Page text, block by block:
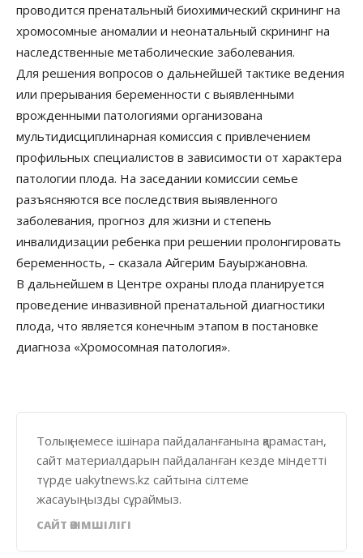
проводится пренатальный биохимический скрининг на
хромосомные аномалии и неонатальный скрининг на
наследственные метаболические заболевания.
Для решения вопросов о дальнейшей тактике ведения
или прерывания беременности с выявленными
врожденными патологиями организована
мультидисциплинарная комиссия с привлечением
профильных специалистов в зависимости от характера
патологии плода. На заседании комиссии семье
разъясняются все последствия выявленного
заболевания, прогноз для жизни и степень
инвалидизации ребенка при решении пролонгировать
беременность, – сказала Айгерим Бауыржановна.
В дальнейшем в Центре охраны плода планируется
проведение инвазивной пренатальной диагностики
плода, что является конечным этапом в постановке
диагноза «Хромосомная патология».
Толық немесе ішінара пайдаланғанына қарамастан,
сайт материалдарын пайдаланған кезде міндетті
түрде uakytnews.kz сайтына сілтеме
жасауыңызды сұраймыз.
САЙТ ӘКІМШІЛІГІ